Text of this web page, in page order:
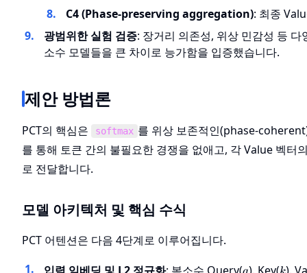
C4 (Phase-preserving aggregation): 최종
광범위한 실험 검증: 장거리 의존성, 위상 민감성 등
소수 모델들을 큰 차이로 능가함을 입증했습니다.
제안 방법론
PCT의 핵심은 softmax 를 위상 보존적인(phase-
를 통해 토큰 간의 불필요한 경쟁을 없애고, 각 Value 벡터
로 전달합니다.
모델 아키텍처 및 핵심 수식
PCT 어텐션은 다음 4단계로 이루어집니다.
q k